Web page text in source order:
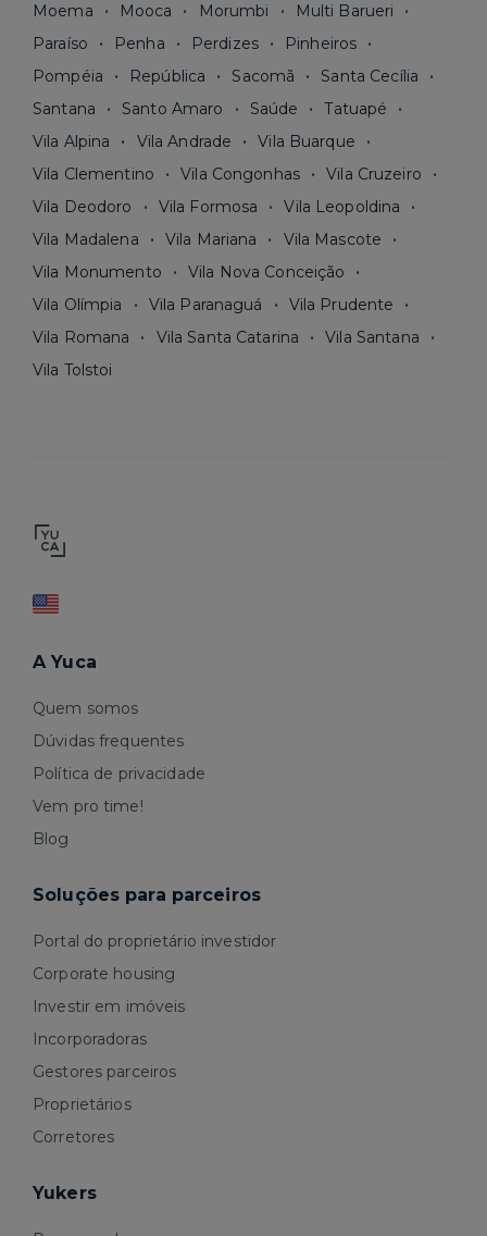
Moema
Mooca Morumbi
Multi Barueri
Paraíso
Penha Perdizes
Pinheiros
Pompéia
República Sacomã
Santa Cecília
Santana
Santo Amaro Saúde
Tatuapé
Vila Alpina
Vila Andrade
Vila Buarque
Vila Clementino
Vila Congonhas
Vila Cruzeiro
Vila Deodoro
Vila Formosa
Vila Leopoldina
Vila Madalena
Vila Mariana
Vila Mascote
Vila Monumento
Vila Nova Conceição
Vila Olímpia
Vila Paranaguá
Vila Prudente
Vila Romana
Vila Santa Catarina
Vila Santana
Vila Tolstoi
A Yuca
Quem somos
Dúvidas frequentes
Política de privacidade
Vem pro time!
Blog
Soluções para parceiros
Portal do proprietário investidor
Corporate housing
Investir em imóveis
Incorporadoras
Gestores parceiros
Proprietários
Corretores
Yukers